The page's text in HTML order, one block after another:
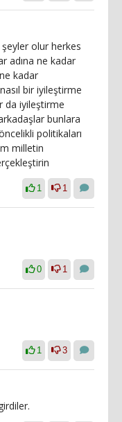
şeyler olur herkes
adına ne kadar
kadar
bir iyileştirme
da iyileştirme
bunlara
politikaları
milletin
1 1
0 1
1 3